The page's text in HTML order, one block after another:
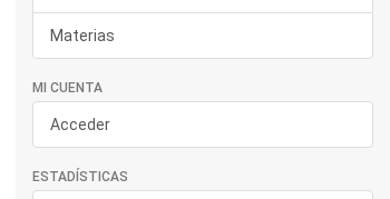
Materias
MI CUENTA
Acceder
ESTADÍSTICAS